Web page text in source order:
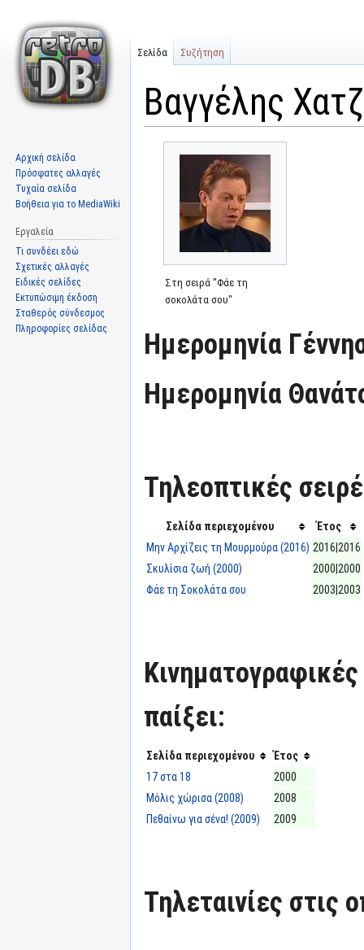
Βαγγέλης
Στη σειρά "Φάε τη
σοκολάτα σου"
Ημερομηνία
Ημερομηνία
Τηλεοπτικές
Σελίδα περιεχομένου
Έτος
Μην Αρχίζεις τη Μουρμούρα (2016) 2016|2016
Σκυλίσια ζωή (2000)
2000|2000
Φάε τη Σοκολάτα σου
2003|2003
Κινηματογραφικές
παίξει:
Σελίδα περιεχομένου
Έτος
17 στα 18
2000
Μόλις χώρισα (2008)
2008
Πεθαίνω για σένα! (2009)
2009
Τηλεταινίες στις
Σελίδα Συζήτηση
Αρχική σελίδα
Πρόσφατες αλλαγές
Τυχαία σελίδα
Βοήθεια για το MediaWiki
Εργαλεία
Τι συνδέει εδώ
Σχετικές αλλαγές
Ειδικές σελίδες
Εκτυπώσιμη έκδοση
Σταθερός σύνδεσμος
Πληροφορίες σελίδας